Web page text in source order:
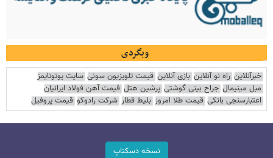
وبگردی
خبرآنلاین راه نو آنلاین بازی آنلاین قیمت تلویزیون سونی سایت یوتوتایمز
مبل مینیمال جراح بینی گوشتی پرشین هتل قیمت آهن فولاد ایرانیان
اعتبارسنجی بانکی قیمت طلا امروز بلیط قطار شرکت رادوکو قیمت پروفیل
نسخه دسکتاپ